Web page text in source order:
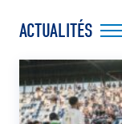
ACTUALITÉS